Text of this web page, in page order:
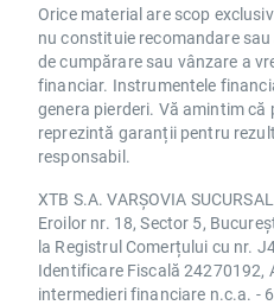
Orice material are scop
nu constituie recomandare
de cumpărare sau vânzare a
financiar. Instrumentele
genera pierderi. Vă amintim
reprezintă garanții pentru
responsabil.
XTB S.A. VARȘOVIA
Eroilor nr. 18, Sector 5,
la Registrul Comerțului cu nr.
Identificare Fiscală 24270192,
intermedieri financiare n.c.a. -